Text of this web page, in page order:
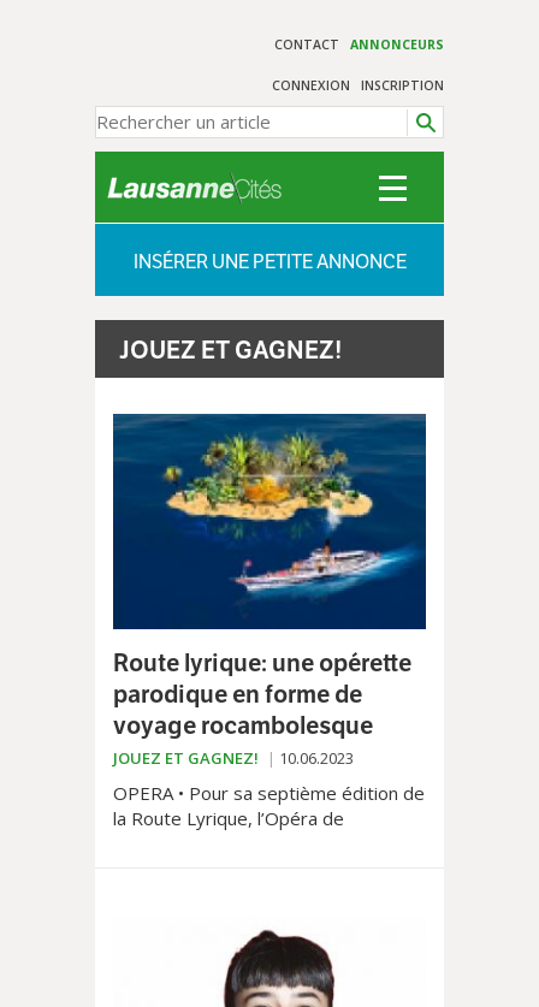
CONTACT ANNONCEURS
CONNEXION INSCRIPTION
INSÉRER UNE PETITE ANNONCE
JOUEZ ET GAGNEZ!
Route lyrique: une opérette
parodique en forme de
voyage rocambolesque
JOUEZ ET GAGNEZ! 10.06.2023
OPERA • Pour sa septième édition de
la Route Lyrique, l’Opéra de